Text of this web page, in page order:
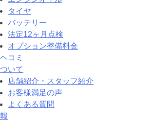
タイヤ
バッテリー
法定12ヶ月点検
オプション整備料金
コミ
いて
店舗紹介・スタッフ紹介
お客様満足の声
よくある質問